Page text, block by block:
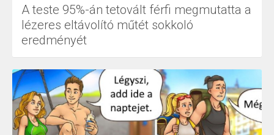
A teste 95%-án tetovált férfi megmutatta a
lézeres eltávolító műtét sokkoló
eredményét